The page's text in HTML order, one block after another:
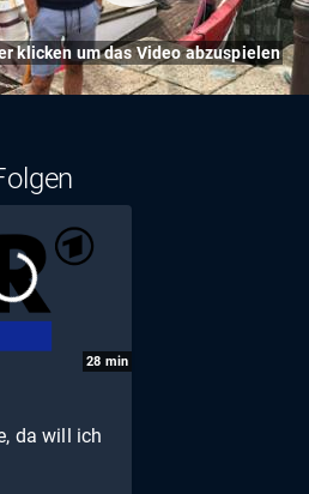
klicken um das Video abzuspielen
28 min
da will ich